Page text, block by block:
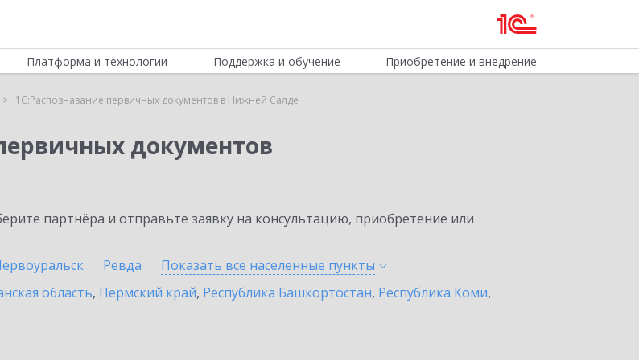
Платформа и технологии Поддержка и обучение Приобретение и внедрение
1С:Распознавание первичных документов в Нижней Салде
документов
партнёра и отправьте заявку на консультацию, приобретение или
Ревда Показать все населенные пункты
область, Пермский край, Республика Башкортостан, Республика Коми,